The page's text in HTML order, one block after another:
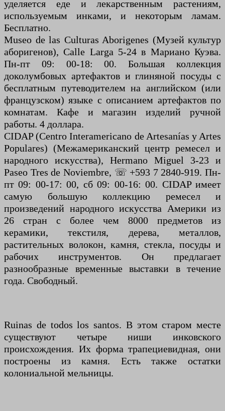
уделяется еде и лекарственным растениям,
используемым инками, и некоторым ламам.
Бесплатно.
Museo de las Culturas Aborigenes (Музей культур
аборигенов), Calle Larga 5-24 в Мариано Куэва.
Пн-пт 09: 00-18: 00. Большая коллекция
доколумбовых артефактов и глиняной посуды с
бесплатным путеводителем на английском (или
французском) языке с описанием артефактов по
комнатам. Кафе и магазин изделий ручной
работы. 4 доллара.
CIDAP (Centro Interamericano de Artesanías y Artes
Populares) (Межамериканский центр ремесел и
народного искусства), Hermano Miguel 3-23 и
Paseo Tres de Noviembre, ☏ +593 7 2840-919. Пн-
пт 09: 00-17: 00, сб 09: 00-16: 00. CIDAP имеет
самую большую коллекцию ремесел и
произведений народного искусства Америки из
26 стран с более чем 8000 предметов из
керамики, текстиля, дерева, металлов,
растительных волокон, камня, стекла, посуды и
рабочих инструментов. Он предлагает
разнообразные временные выставки в течение
года. Свободный.
Ruinas de todos los santos. В этом старом месте
существуют четыре ниши инковского
происхождения. Их форма трапециевидная, они
построены из камня. Есть также остатки
колониальной мельницы.